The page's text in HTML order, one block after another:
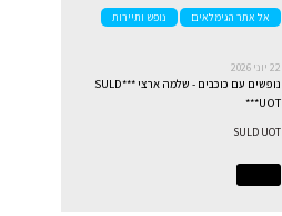
אל אתר הגימלאים נופש ותיירות
22 יוני 2026
נופשים עם כוכבים - שלמה ארצי ***SULD
UOT***
SULD UOT